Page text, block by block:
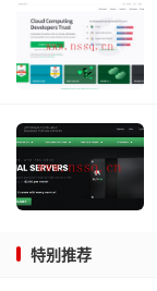
特别推荐